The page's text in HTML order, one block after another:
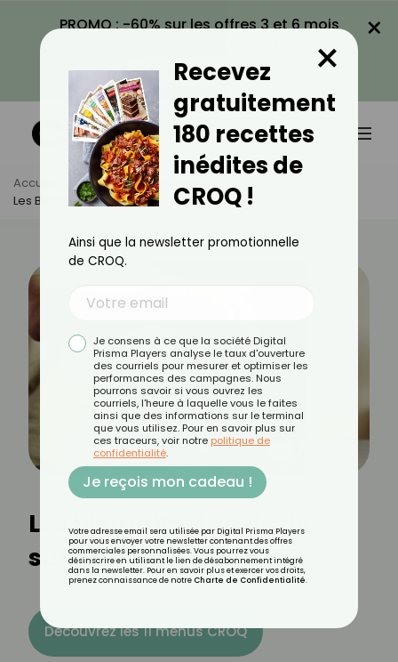
PROMO : -60% sur les offres 3 et 6 mois
VOIR LA PROMO
×
Accueil Actus
Alimentation
Les Bienfaits De Sels De Substitution
Les bienfaits de sels de
substitution
Découvrez les 11 menus CROQ
Recevez
gratuitement
180 recettes
inédites de
CROQ !
×
Ainsi que la newsletter promotionnelle
de CROQ.
Je consens à ce que la société Digital
Prisma Players analyse le taux d'ouverture
des courriels pour mesurer et optimiser les
performances des campagnes. Nous
pourrons savoir si vous ouvrez les
courriels, l'heure à laquelle vous le faites
ainsi que des informations sur le terminal
que vous utilisez. Pour en savoir plus sur
ces traceurs, voir notre politique de
confidentialité.
Je reçois mon cadeau !
Votre adresse email sera utilisée par Digital Prisma Players
pour vous envoyer votre newsletter contenant des offres
commerciales personnalisées. Vous pourrez vous
désinscrire en utilisant le lien de désabonnement intégré
dans la newsletter. Pour en savoir plus et exercer vos droits,
prenez connaissance de notre Charte de Confidentialité.